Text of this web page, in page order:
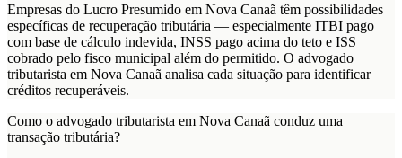
Empresas do Lucro Presumido em Nova Canaã têm possibilidades
específicas de recuperação tributária — especialmente ITBI pago
com base de cálculo indevida, INSS pago acima do teto e ISS
cobrado pelo fisco municipal além do permitido. O advogado
tributarista em Nova Canaã analisa cada situação para identificar
créditos recuperáveis.
Como o advogado tributarista em Nova Canaã conduz uma
transação tributária?